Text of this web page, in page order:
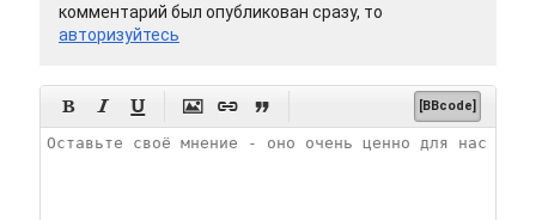
комментарий был опубликован сразу, то
авторизуйтесь
      [BBcode]